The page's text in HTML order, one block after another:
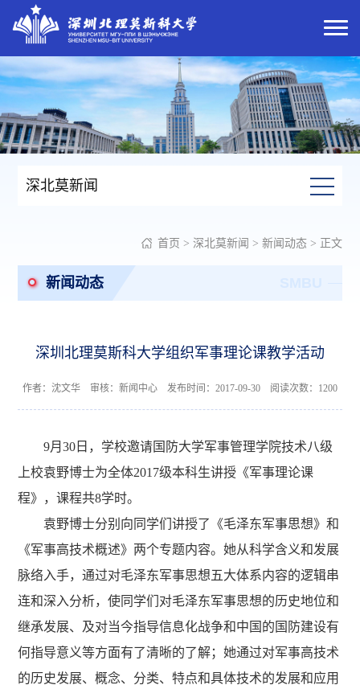
深北莫新闻
首页 > 深北莫新闻 > 新闻动态> 正文
新闻动态
深圳北理莫斯科大学组织军事理论课教学活动
作者：沈文华 审核：新闻中心 发布时间：2017-09-30 阅读次数： 1200
9月30 日，学校邀请国防大学军事管理学院技术八级
上校袁野博士为全体2017级本科生讲授《军事理论课
程》，课程共8学时。
袁野博士分别向同学们讲授了《毛泽东军事思想》和
《军事高技术概述》两个专题内容。她从科学含义和发展
脉络入手，通过对毛泽东军事思想五大体系内容的逻辑串
连和深入分析，使同学们对毛泽东军事思想的历史地位和
继承发展、及对当今指导信息化战争和中国的国防建设有
何指导意义等方面有了清晰的了解；她通过对军事高技术
的历史发展、概念、分类、特点和具体技术的发展和应用